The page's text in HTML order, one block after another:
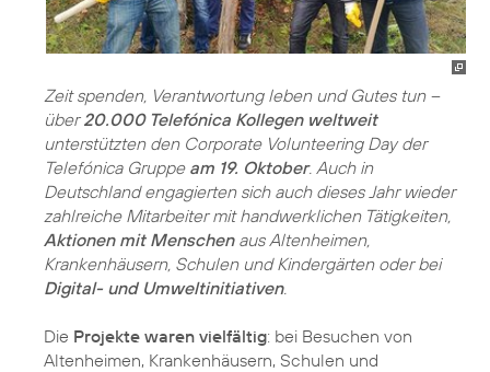
Zeit spenden, Verantwortung leben und Gutes tun –
über20.000 Telefónica Kollegen weltweit
unterstützten den Corporate Volunteering Day der
Telefónica Gruppe am 19. Oktober. Auch in
Deutschland engagierten sich auch dieses Jahr wieder
zahlreiche Mitarbeiter mit handwerklichen Tätigkeiten,
Aktionen mit Menschenaus Altenheimen,
Krankenhäusern, Schulen und Kindergärten oder bei
Digital- und Umweltinitiativen.
Die Projekte waren vielfältig: bei Besuchen von
Altenheimen, Krankenhäusern, Schulen und